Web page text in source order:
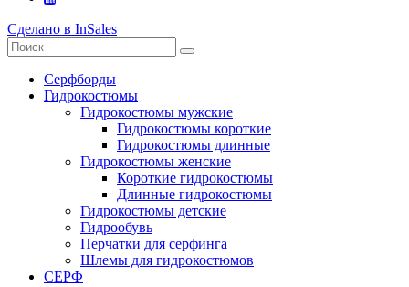
Сделано в InSales
Серфборды
Гидрокостюмы
Гидрокостюмы мужские
Гидрокостюмы короткие
Гидрокостюмы длинные
Гидрокостюмы женские
Короткие гидрокостюмы
Длинные гидрокостюмы
Гидрокостюмы детские
Гидрообувь
Перчатки для серфинга
Шлемы для гидрокостюмов
СЕРФ